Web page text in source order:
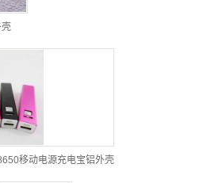
壳
移动电源充电宝铝外壳